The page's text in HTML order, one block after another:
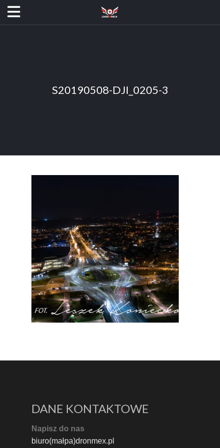
S20190508-DJI_0205-3
DANE KONTAKTOWE
Napisz do nas
biuro(małpa)dronmex.pl